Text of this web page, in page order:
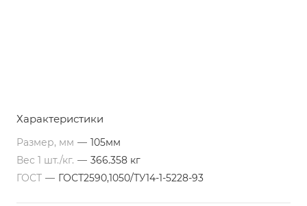
Характеристики
Размер, мм — 105мм
Вес 1 шт./кг. — 366.358 кг
ГОСТ — ГОСТ2590,1050/ТУ14-1-5228-93